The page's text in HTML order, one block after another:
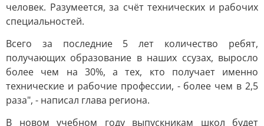
человек. Разумеется, за счёт технических и рабочих
специальностей.
Всего за последние 5 лет количество ребят,
получающих образование в наших ссузах, выросло
более чем на 30%, а тех, кто получает именно
технические и рабочие профессии, - более чем в 2,5
раза", - написал глава региона.
В новом учебном году выпускникам школ будет